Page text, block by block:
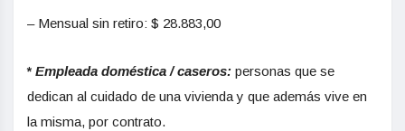
– Mensual sin retiro: $ 28.883,00
* Empleada doméstica / caseros: personas que se
dedican al cuidado de una vivienda y que además vive en
la misma, por contrato.